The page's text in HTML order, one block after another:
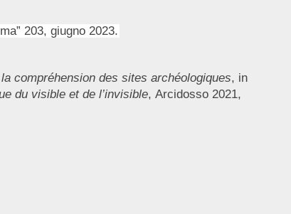
203, giugno 2023.
compréhension des sites archéologiques, in
du visible et de l’invisible, Arcidosso 2021,